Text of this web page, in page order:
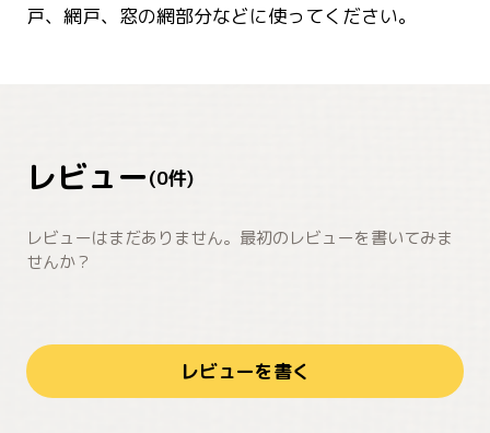
戸、網戸、窓の網部分などに使ってください。
レビュー(0件)
レビューはまだありません。最初のレビューを書いてみま
せんか？
レビューを書く